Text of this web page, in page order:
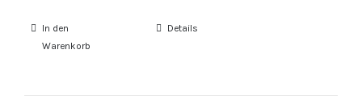
In den
Warenkorb
Details